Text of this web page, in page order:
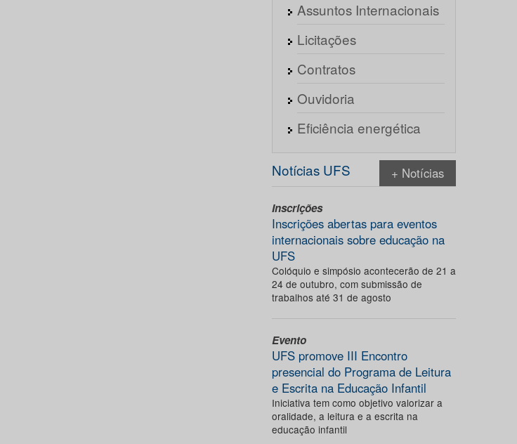
Assuntos Internacionais
Licitações
Contratos
Ouvidoria
Eficiência energética
Notícias UFS + Notícias
Inscrições
Inscrições abertas para eventos
internacionais sobre educação na
UFS
Colóquio e simpósio acontecerão de 21 a
24 de outubro, com submissão de
trabalhos até 31 de agosto
Evento
UFS promove III Encontro
presencial do Programa de Leitura
e Escrita na Educação Infantil
Iniciativa tem como objetivo valorizar a
oralidade, a leitura e a escrita na
educação infantil